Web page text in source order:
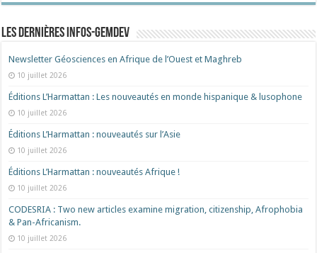
Les dernières Infos-Gemdev
Newsletter Géosciences en Afrique de l’Ouest et Maghreb
10 juillet 2026
Éditions L’Harmattan : Les nouveautés en monde hispanique & lusophone
10 juillet 2026
Éditions L’Harmattan : nouveautés sur l’Asie
10 juillet 2026
Éditions L’Harmattan : nouveautés Afrique !​
10 juillet 2026
CODESRIA : Two new articles examine migration, citizenship, Afrophobia
& Pan-Africanism.
10 juillet 2026